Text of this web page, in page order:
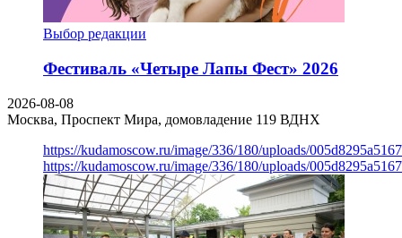
Выбор редакции
Фестиваль «Четыре Лапы Фест» 2026
2026-08-08
Москва, Проспект Мира, домовладение 119 ВДНХ
https://kudamoscow.ru/image/336/180/uploads/
https://kudamoscow.ru/image/336/180/uploads/